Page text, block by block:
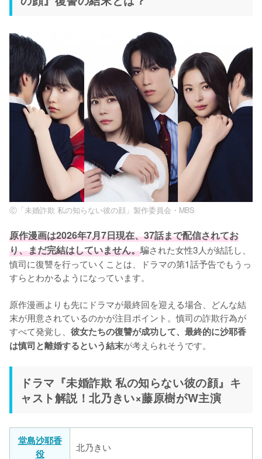
Ⓒ「未婚詐欺 私の知らない彼の顔」製作委員会・MBS
原作漫画は2026年7月7日現在、37話まで配信されてお
り、まだ完結はしていません。騙された女性3人が結託し、
慎司に復讐を行っていくことは、ドラマの第1話予告でもうっ
すらとわかるようになっています。
原作漫画よりも先にドラマが最終回を迎える場合、どんな結
末が用意されているのかが注目ポイント。慎司の詐欺行為が
すべて発覚し、 彼女たちの復讐が成功して、最終的に沙耶香
は慎司と離婚するという結末が考えられそうです。
ドラマ『未婚詐欺 私の知らない彼の顔』キ
ャスト解説！北乃きい×藤原樹がW主演
堂島沙耶香
役
北乃きい